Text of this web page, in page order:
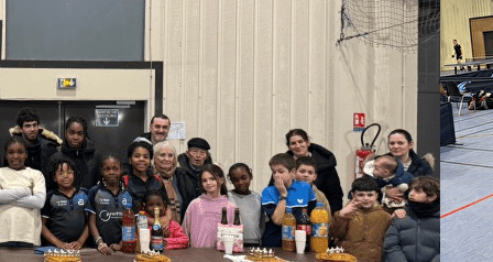
Exporter les lignes sélectionnées
Exporter toutes les colonnes
Exporter uniquement les colonnes affichées
Menu
<
>
Actualités